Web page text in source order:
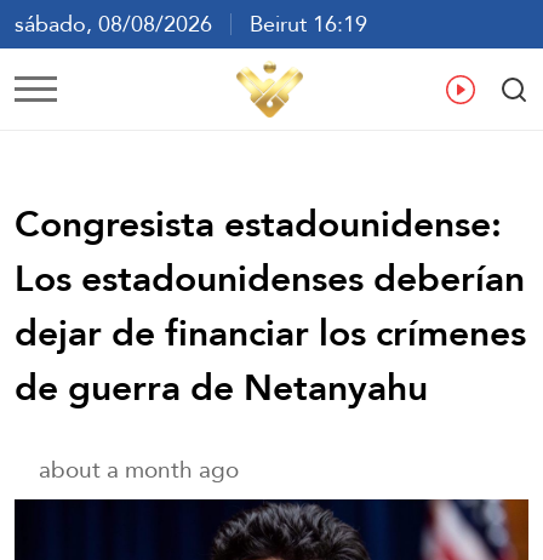
sábado, 08/08/2026
Beirut 16:19
ع En
Congresista estadounidense:
Los estadounidenses deberían
dejar de financiar los crímenes
de guerra de Netanyahu
about a month ago